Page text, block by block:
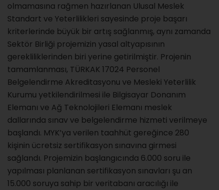
olmamasına rağmen hazırlanan Ulusal Meslek
Standart ve Yeterlilikleri sayesinde proje başarı
kriterlerinde büyük bir artış sağlanmış, aynı zamanda
Sektör Birliği projemizin yasal altyapısının
gerekliliklerinden biri yerine getirilmiştir. Projenin
tamamlanması, TÜRKAK 17024 Personel
Belgelendirme Akreditasyonu ve Mesleki Yeterlilik
Kurumu yetkilendirilmesi ile Bilgisayar Donanım
Elemanı ve Ağ Teknolojileri Elemanı meslek
dallarında sınav ve belgelendirme hizmeti verilmeye
başlandı. MYK’ya verilen taahhüt gereğince 280
kişinin ücretsiz sertifikasyon sınavına girmesi
sağlandı. Projemizin başlangıcında 6.000 soru ile
yapılması planlanan sertifikasyon sınavları şu an
15.000 soruya sahip bir veritabanı aracılığı ile